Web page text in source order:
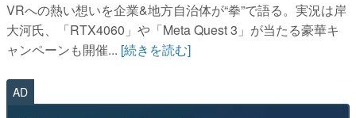
VRへの熱い想いを企業&地方自治体が“拳”で語る。実況は岸
大河氏、「RTX4060」や「Meta Quest 3」が当たる豪華キ
ャンペーンも開催... [続きを読む]
AD